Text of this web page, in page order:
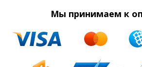
Мы принимаем к